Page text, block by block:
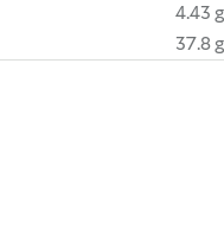
4.43 g
37.8 g